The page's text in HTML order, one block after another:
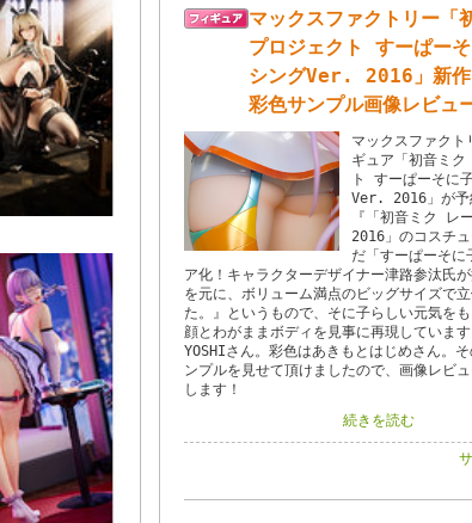
マックスファクトリー「
プロジェクト すーぱー
シングVer. 2016」新作
彩色サンプル画像レビュ
マックスファクト
ギュア「初音ミク
ト すーぱーそに
Ver. 2016」が予
『「初音ミク レ
2016」のコスチ
だ「すーぱーそに
ア化！キャラクターデザイナー津路参汰氏
を元に、ボリューム満点のビッグサイズで
た。』というもので、そに子らしい元気を
顔とわがままボディを見事に再現していま
YOSHIさん。彩色はあきもとはじめさん。
ンプルを見せて頂けましたので、画像レビ
します！
続きを読む